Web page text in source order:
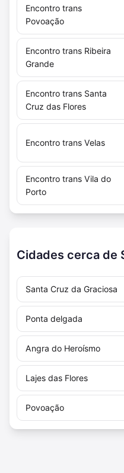
Encontro trans
Povoação
Encontro trans Ribeira
Grande
Encontro trans Santa
Cruz das Flores
Encontro trans Velas
Encontro trans Vila do
Porto
Cidades cerca de
Santa Cruz da Graciosa
Ponta delgada
Angra do Heroísmo
Lajes das Flores
Povoação